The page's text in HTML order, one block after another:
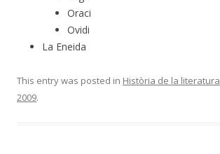
Oraci
Ovidi
La Eneida
This entry was posted in Història de la literatura
2009.